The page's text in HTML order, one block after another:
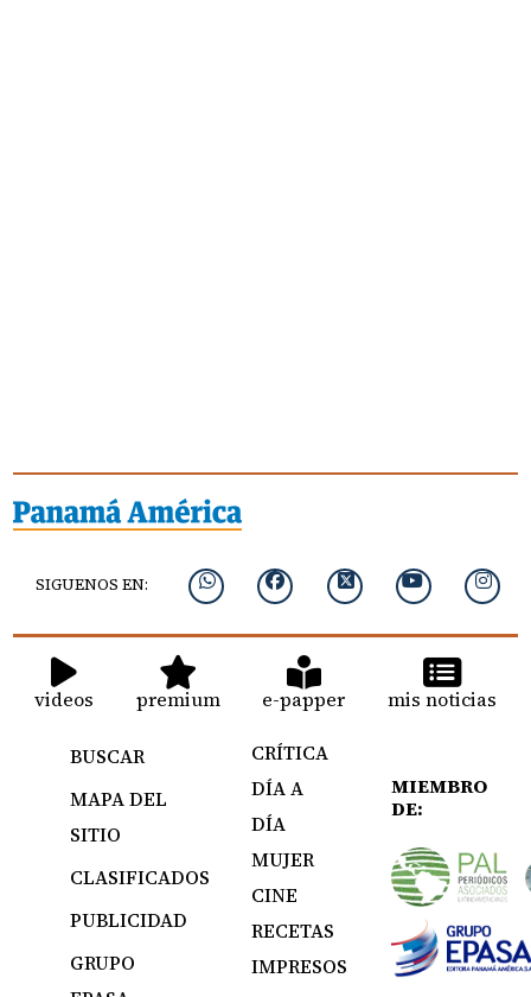
SIGUENOS EN:
videos premium e-papper mis noticias
BUSCAR
MAPA DEL
SITIO
CLASIFICADOS
PUBLICIDAD
GRUPO
CRÍTICA
DÍA A
DÍA
MUJER
CINE
RECETAS
IMPRESOS
MIEMBRO
DE: